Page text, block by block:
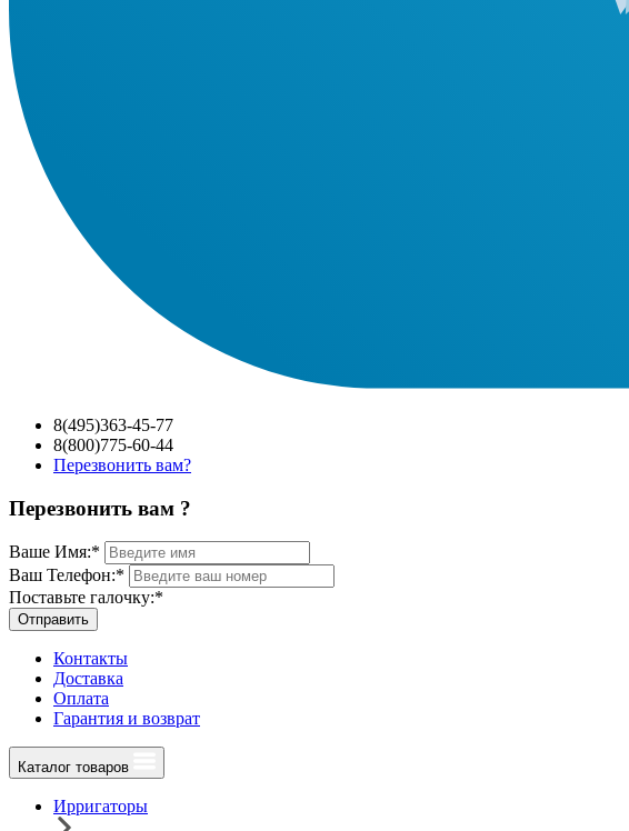
8(495)363-45-77
8(800)775-60-44
Перезвонить вам?
Перезвонить вам ?
Ваше Имя:*
Ваш Телефон:*
Поставьте галочку:*
Отправить
Контакты
Доставка
Оплата
Гарантия и возврат
Каталог товаров
Ирригаторы